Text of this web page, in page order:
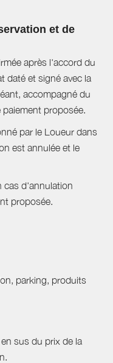
et de
après l'accord du
daté et signé avec la
accompagné du
proposée.
par le Loueur dans
est annulée et le
cas d'annulation
proposée.
parking, produits
sus du prix de la